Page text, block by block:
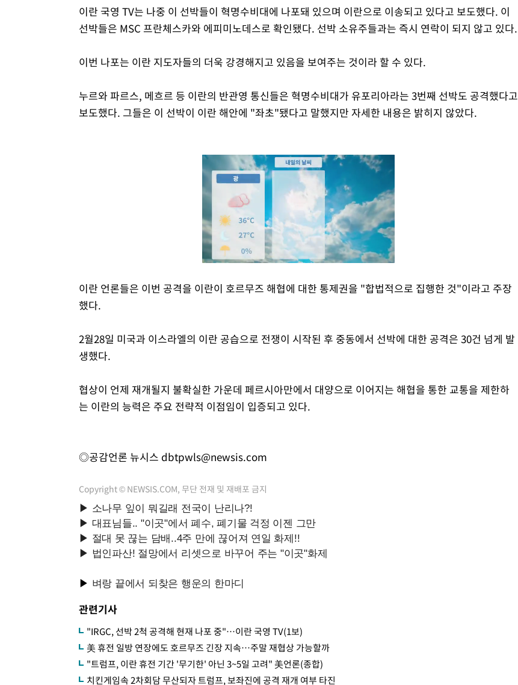
이란 국영 TV는 나중 이 선박들이 혁명수비대에 나포돼 있으며 이란으로 이송되고 있다고 보도했다. 이
선박들은 MSC 프란체스카와 에피미노데스로 확인됐다. 선박 소유주들과는 즉시 연락이 되지 않고 있다.
이번 나포는 이란 지도자들의 더욱 강경해지고 있음을 보여주는 것이라 할 수 있다.
누르와 파르스, 메흐르 등 이란의 반관영 통신들은 혁명수비대가 유포리아라는 3번째 선박도 공격했다고
보도했다. 그들은 이 선박이 이란 해안에 "좌초"됐다고 말했지만 자세한 내용은 밝히지 않았다.
이란 언론들은 이번 공격을 이란이 호르무즈 해협에 대한 통제권을 "합법적으로 집행한 것"이라고 주장
했다.
2월28일 미국과 이스라엘의 이란 공습으로 전쟁이 시작된 후 중동에서 선박에 대한 공격은 30건 넘게 발
생했다.
협상이 언제 재개될지 불확실한 가운데 페르시아만에서 대양으로 이어지는 해협을 통한 교통을 제한하
는 이란의 능력은 주요 전략적 이점임이 입증되고 있다.
◎공감언론 뉴시스 dbtpwls@newsis.com
Copyright © NEWSIS.COM, 무단 전재 및 재배포 금지
관련기사
"IRGC, 선박 2척 공격해 현재 나포 중"…이란 국영 TV(1보)
美 휴전 일방 연장에도 호르무즈 긴장 지속…주말 재협상 가능할까
"트럼프, 이란 휴전 기간 '무기한' 아닌 3~5일 고려" 美언론(종합)
치킨게임속 2차회담 무산되자 트럼프, 보좌진에 공격 재개 여부 타진